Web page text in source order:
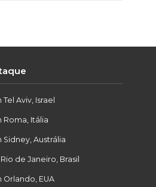
Aviv, Israel
Roma, Itália
Austrália
de Janeiro, Brasil
EUA